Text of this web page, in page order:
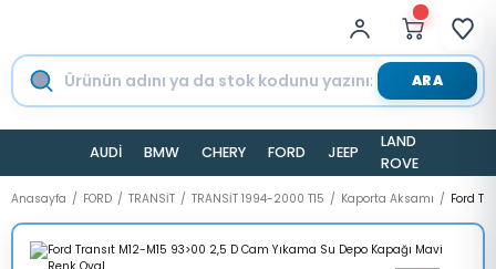
ARA
AUDİ BMW CHERY FORD JEEP
LAND
ROVER
Anasayfa FORD TRANSİT TRANSİT 1994-2000 T15 Kaporta Aksamı Ford